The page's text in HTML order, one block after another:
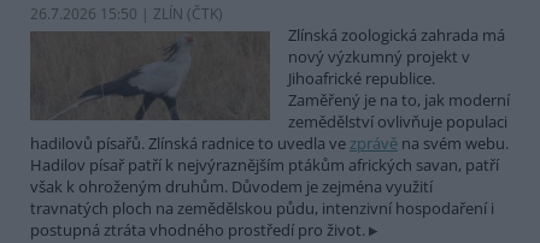
26.7.2026 15:50 | ZLÍN (ČTK)
Zlínská zoologická zahrada má
nový výzkumný projekt v
Jihoafrické republice.
Zaměřený je na to, jak moderní
zemědělství ovlivňuje populaci
hadilovů písařů. Zlínská radnice to uvedla vezprávě na svém webu.
Hadilov písař patří k nejvýraznějším ptákům afrických savan, patří
však k ohroženým druhům. Důvodem je zejména využití
travnatých ploch na zemědělskou půdu, intenzivní hospodaření i
postupná ztráta vhodného prostředí pro život.